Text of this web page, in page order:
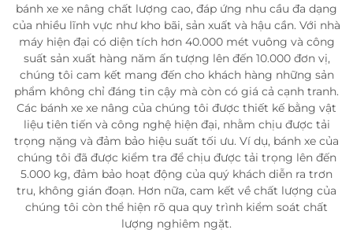
bánh xe xe nâng chất lượng cao, đáp ứng nhu cầu đa dạng
của nhiều lĩnh vực như kho bãi, sản xuất và hậu cần. Với nhà
máy hiện đại có diện tích hơn 40.000 mét vuông và công
suất sản xuất hàng năm ấn tượng lên đến 10.000 đơn vị,
chúng tôi cam kết mang đến cho khách hàng những sản
phẩm không chỉ đáng tin cậy mà còn có giá cả cạnh tranh.
Các bánh xe xe nâng của chúng tôi được thiết kế bằng vật
liệu tiên tiến và công nghệ hiện đại, nhằm chịu được tải
trọng nặng và đảm bảo hiệu suất tối ưu. Ví dụ, bánh xe của
chúng tôi đã được kiểm tra để chịu được tải trọng lên đến
5.000 kg, đảm bảo hoạt động của quý khách diễn ra trơn
tru, không gián đoạn. Hơn nữa, cam kết về chất lượng của
chúng tôi còn thể hiện rõ qua quy trình kiểm soát chất
lượng nghiêm ngặt.